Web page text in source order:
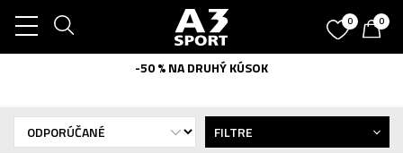
0 0
-50 % NA DRUHÝ KÚSOK
FILTRE